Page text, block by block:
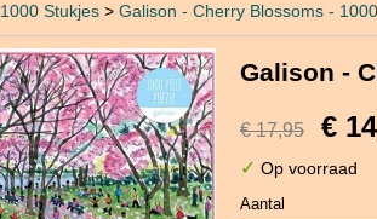
1000 Stukjes > Galison - Cherry Blossoms -
Galison -
€ 17,95 €
✓ Op voorraad
Aantal